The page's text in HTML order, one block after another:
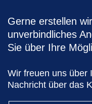
Gerne erstellen
unverbindliches
Sie über Ihre
Wir freuen uns über
Nachricht über das